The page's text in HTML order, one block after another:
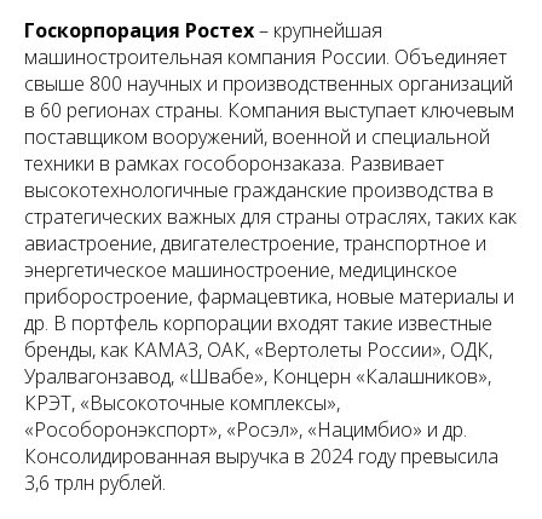
Госкорпорация Ростех– крупнейшая
машиностроительная компания России. Объединяет
свыше 800 научных и производственных организаций
в 60 регионах страны. Компания выступает ключевым
поставщиком вооружений, военной и специальной
техники в рамках гособоронзаказа. Развивает
высокотехнологичные гражданские производства в
стратегических важных для страны отраслях, таких как
авиастроение, двигателестроение, транспортное и
энергетическое машиностроение, медицинское
приборостроение, фармацевтика, новые материалы и
др. В портфель корпорации входят такие известные
бренды, как КАМАЗ, ОАК, «Вертолеты России», ОДК,
Уралвагонзавод, «Швабе», Концерн «Калашников»,
КРЭТ, «Высокоточные комплексы»,
«Рособоронэкспорт», «Росэл», «Нацимбио» и др.
Консолидированная выручка в 2024 году превысила
3,6 трлн рублей.